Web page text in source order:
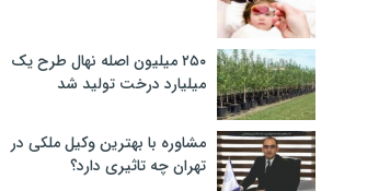
۲۵۰ میلیون اصله نهال طرح یک
میلیارد درخت تولید شد
مشاوره با بهترین وکیل ملکی در
تهران چه تاثیری دارد؟